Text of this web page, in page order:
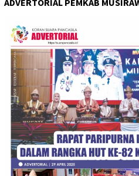
ADVERTORIAL PEMKAB